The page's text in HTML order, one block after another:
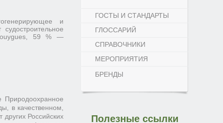
и
59 % —
Природоохранное
в качественном,
Российских
ГОСТЫ И СТАНДАРТЫ
ГЛОССАРИЙ
СПРАВОЧНИКИ
МЕРОПРИЯТИЯ
БРЕНДЫ
Полезные ссылки